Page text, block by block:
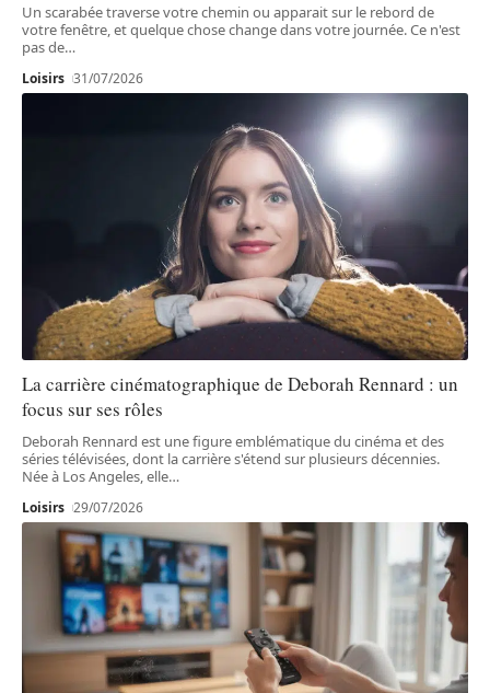
Un scarabée traverse votre chemin ou apparait sur le rebord de
votre fenêtre, et quelque chose change dans votre journée. Ce n'est
pas de…
Loisirs 31/07/2026
La carrière cinématographique de Deborah Rennard : un
focus sur ses rôles
Deborah Rennard est une figure emblématique du cinéma et des
séries télévisées, dont la carrière s'étend sur plusieurs décennies.
Née à Los Angeles, elle…
Loisirs 29/07/2026